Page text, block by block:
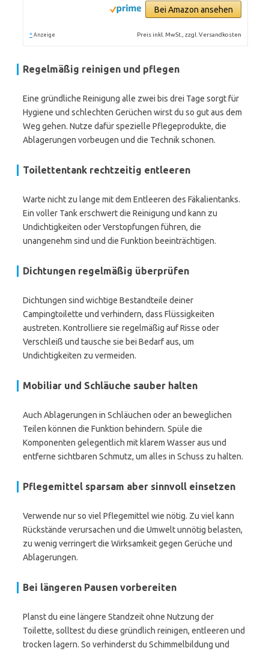
Bei Amazon ansehen
* Anzeige Preis inkl. MwSt., zzgl. Versandkosten
Regelmäßig reinigen und pflegen
Eine gründliche Reinigung alle zwei bis drei Tage sorgt für
Hygiene und schlechten Gerüchen wirst du so gut aus dem
Weg gehen. Nutze dafür spezielle Pflegeprodukte, die
Ablagerungen vorbeugen und die Technik schonen.
Toilettentank rechtzeitig entleeren
Warte nicht zu lange mit dem Entleeren des Fäkalientanks.
Ein voller Tank erschwert die Reinigung und kann zu
Undichtigkeiten oder Verstopfungen führen, die
unangenehm sind und die Funktion beeinträchtigen.
Dichtungen regelmäßig überprüfen
Dichtungen sind wichtige Bestandteile deiner
Campingtoilette und verhindern, dass Flüssigkeiten
austreten. Kontrolliere sie regelmäßig auf Risse oder
Verschleiß und tausche sie bei Bedarf aus, um
Undichtigkeiten zu vermeiden.
Mobiliar und Schläuche sauber halten
Auch Ablagerungen in Schläuchen oder an beweglichen
Teilen können die Funktion behindern. Spüle die
Komponenten gelegentlich mit klarem Wasser aus und
entferne sichtbaren Schmutz, um alles in Schuss zu halten.
Pflegemittel sparsam aber sinnvoll einsetzen
Verwende nur so viel Pflegemittel wie nötig. Zu viel kann
Rückstände verursachen und die Umwelt unnötig belasten,
zu wenig verringert die Wirksamkeit gegen Gerüche und
Ablagerungen.
Bei längeren Pausen vorbereiten
Planst du eine längere Standzeit ohne Nutzung der
Toilette, solltest du diese gründlich reinigen, entleeren und
trocken lagern. So verhinderst du Schimmelbildung und